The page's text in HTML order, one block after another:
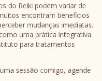
do Reiki podem variar de
encontram benefícios
mudanças imediatas.
uma prática integrativa
para tratamentos
sessão comigo, agende